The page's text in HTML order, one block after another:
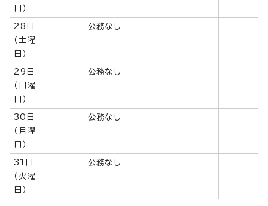
日）
28日
（土曜
日）
公務なし
29日
（日曜
日）
公務なし
30日
（月曜
日）
公務なし
31日
（火曜
日）
公務なし